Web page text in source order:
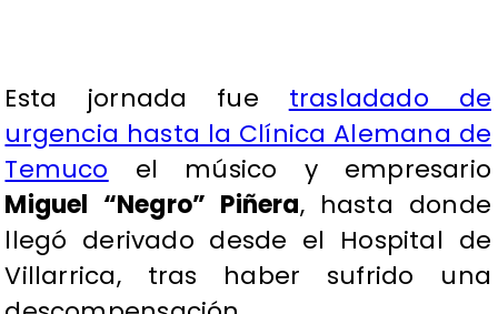
Esta jornada fue trasladado de
urgencia hasta la Clínica Alemana de
Temuco el músico y empresario
Miguel “Negro” Piñera, hasta donde
llegó derivado desde el Hospital de
Villarrica, tras haber sufrido una